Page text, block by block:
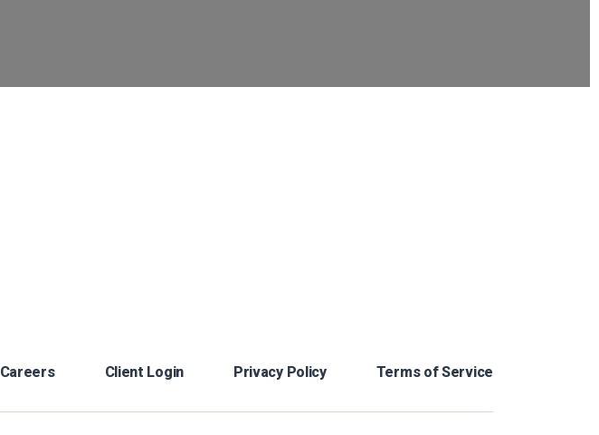
Careers Client Login Privacy Policy Terms of Service